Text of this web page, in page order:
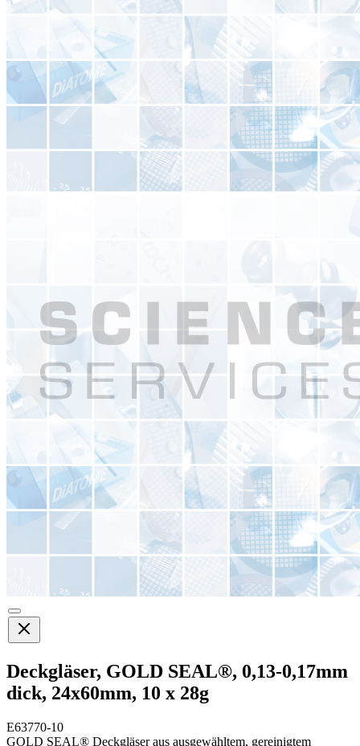
Deckgläser, GOLD SEAL®, 0,13-0,17mm
dick, 24x60mm, 10 x 28g
E63770-10
GOLD SEAL® Deckgläser aus ausgewähltem, gereinigtem